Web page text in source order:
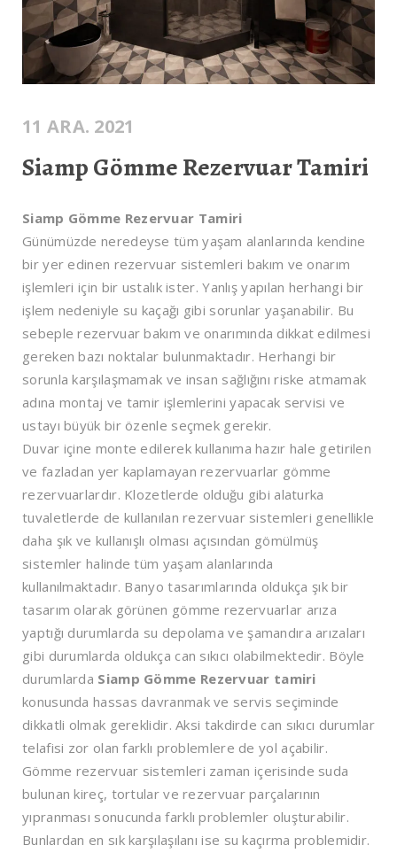
11 ARA. 2021
Siamp Gömme Rezervuar Tamiri
Siamp Gömme Rezervuar Tamiri
Günümüzde neredeyse tüm yaşam alanlarında kendine
bir yer edinen rezervuar sistemleri bakım ve onarım
işlemleri için bir ustalık ister. Yanlış yapılan herhangi bir
işlem nedeniyle su kaçağı gibi sorunlar yaşanabilir. Bu
sebeple rezervuar bakım ve onarımında dikkat edilmesi
gereken bazı noktalar bulunmaktadır. Herhangi bir
sorunla karşılaşmamak ve insan sağlığını riske atmamak
adına montaj ve tamir işlemlerini yapacak servisi ve
ustayı büyük bir özenle seçmek gerekir.
Duvar içine monte edilerek kullanıma hazır hale getirilen
ve fazladan yer kaplamayan rezervuarlar gömme
rezervuarlardır. Klozetlerde olduğu gibi alaturka
tuvaletlerde de kullanılan rezervuar sistemleri genellikle
daha şık ve kullanışlı olması açısından gömülmüş
sistemler halinde tüm yaşam alanlarında
kullanılmaktadır. Banyo tasarımlarında oldukça şık bir
tasarım olarak görünen gömme rezervuarlar arıza
yaptığı durumlarda su depolama ve şamandıra arızaları
gibi durumlarda oldukça can sıkıcı olabilmektedir. Böyle
durumlarda Siamp Gömme Rezervuar tamiri
konusunda hassas davranmak ve servis seçiminde
dikkatli olmak gereklidir. Aksi takdirde can sıkıcı durumlar
telafisi zor olan farklı problemlere de yol açabilir.
Gömme rezervuar sistemleri zaman içerisinde suda
bulunan kireç, tortular ve rezervuar parçalarının
yıpranması sonucunda farklı problemler oluşturabilir.
Bunlardan en sık karşılaşılanı ise su kaçırma problemidir.